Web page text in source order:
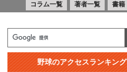
コラム一覧 著者一覧 書籍
野球のアクセスランキング